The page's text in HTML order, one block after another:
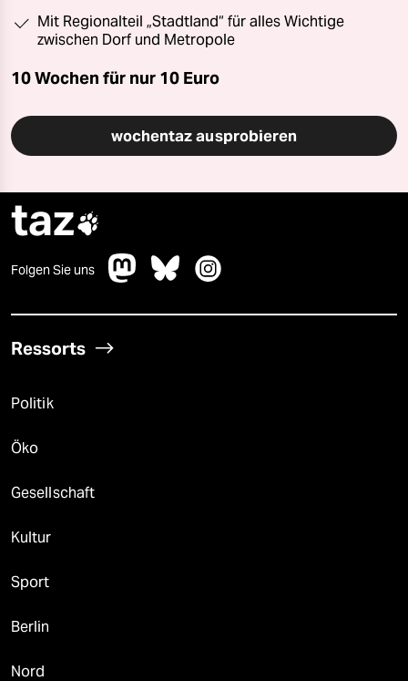
Mit Regionalteil „Stadtland“ für alles Wichtige
zwischen Dorf und Metropole
10 Wochen für nur 10 Euro
wochentaz ausprobieren
taz
Folgen Sie uns
Ressorts
Politik
Öko
Gesellschaft
Kultur
Sport
Berlin
Nord